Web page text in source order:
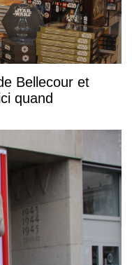
Bellecour et
quand